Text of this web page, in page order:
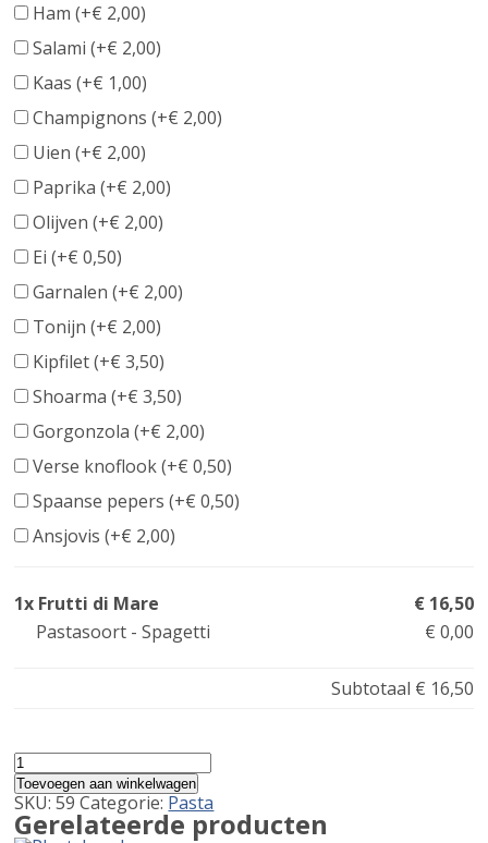
Ham (+€ 2,00)
Salami (+€ 2,00)
Kaas (+€ 1,00)
Champignons (+€ 2,00)
Uien (+€ 2,00)
Paprika (+€ 2,00)
Olijven (+€ 2,00)
Ei (+€ 0,50)
Garnalen (+€ 2,00)
Tonijn (+€ 2,00)
Kipfilet (+€ 3,50)
Shoarma (+€ 3,50)
Gorgonzola (+€ 2,00)
Verse knoflook (+€ 0,50)
Spaanse pepers (+€ 0,50)
Ansjovis (+€ 2,00)
1x Frutti di Mare
€ 16,50
Pastasoort - Spagetti
€ 0,00
Subtotaal € 16,50
Frutti
di
Mare
aantal
Toevoegen aan winkelwagen
SKU:59 Categorie: Pasta
Gerelateerde producten